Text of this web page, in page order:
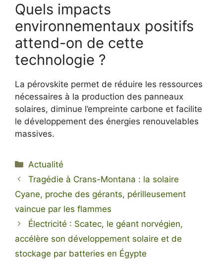
Quels impacts
environnementaux positifs
attend-on de cette
technologie ?
La pérovskite permet de réduire les ressources
nécessaires à la production des panneaux
solaires, diminue l’empreinte carbone et facilite
le développement des énergies renouvelables
massives.
Catégories
Actualité
Tragédie à Crans-Montana : la solaire
Cyane, proche des gérants, périlleusement
vaincue par les flammes
Électricité : Scatec, le géant norvégien,
accélère son développement solaire et de
stockage par batteries en Égypte